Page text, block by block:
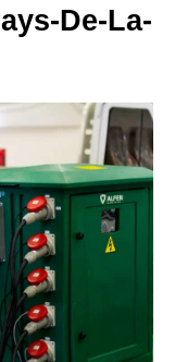
De-La-